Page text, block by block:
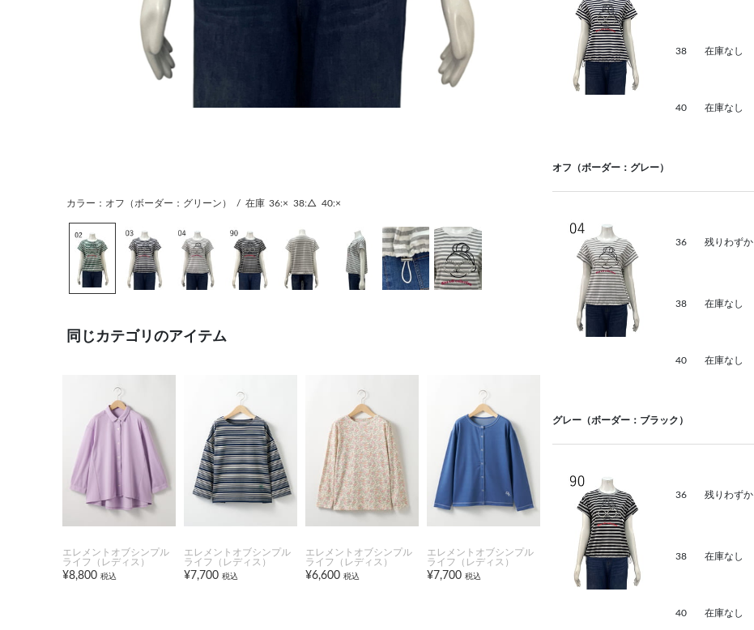
カラー：オフ（ボーダー：グリーン） / 在庫 36:× 38:△ 40:×
同じカテゴリのアイテム
エレメントオブシンプル
ライフ（レディス）
¥8,800 税込
エレメントオブシンプル
ライフ（レディス）
¥7,700 税込
エレメントオブシンプル
ライフ（レディス）
¥6,600 税込
エレメントオブシンプル
ライフ（レディス）
¥7,700 税込
38 在庫なし
40 在庫なし
オフ（ボーダー：グレー）
36 残りわずか
38 在庫なし
40 在庫なし
グレー（ボーダー：ブラック）
36 残りわずか
38 在庫なし
40 在庫なし